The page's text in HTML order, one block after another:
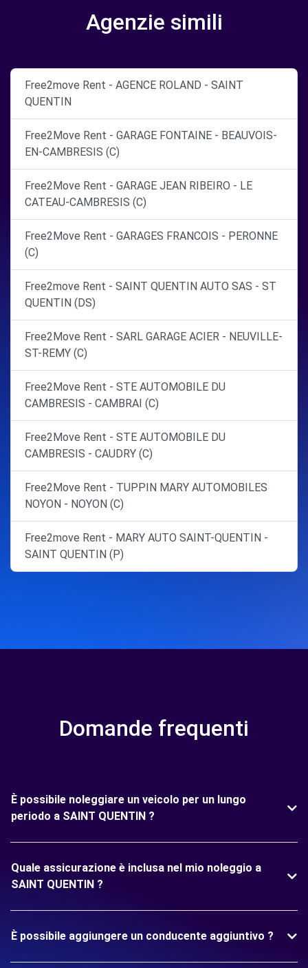
Agenzie simili
Free2move Rent - AGENCE ROLAND - SAINT
QUENTIN
Free2Move Rent - GARAGE FONTAINE - BEAUVOIS-
EN-CAMBRESIS (C)
Free2Move Rent - GARAGE JEAN RIBEIRO - LE
CATEAU-CAMBRESIS (C)
Free2Move Rent - GARAGES FRANCOIS - PERONNE
(C)
Free2move Rent - SAINT QUENTIN AUTO SAS - ST
QUENTIN (DS)
Free2Move Rent - SARL GARAGE ACIER - NEUVILLE-
ST-REMY (C)
Free2Move Rent - STE AUTOMOBILE DU
CAMBRESIS - CAMBRAI (C)
Free2Move Rent - STE AUTOMOBILE DU
CAMBRESIS - CAUDRY (C)
Free2Move Rent - TUPPIN MARY AUTOMOBILES
NOYON - NOYON (C)
Free2move Rent - MARY AUTO SAINT-QUENTIN -
SAINT QUENTIN (P)
Domande frequenti
È possibile noleggiare un veicolo per un lungo
periodo a SAINT QUENTIN ?
Quale assicurazione è inclusa nel mio noleggio a
SAINT QUENTIN ?
È possibile aggiungere un conducente aggiuntivo ?